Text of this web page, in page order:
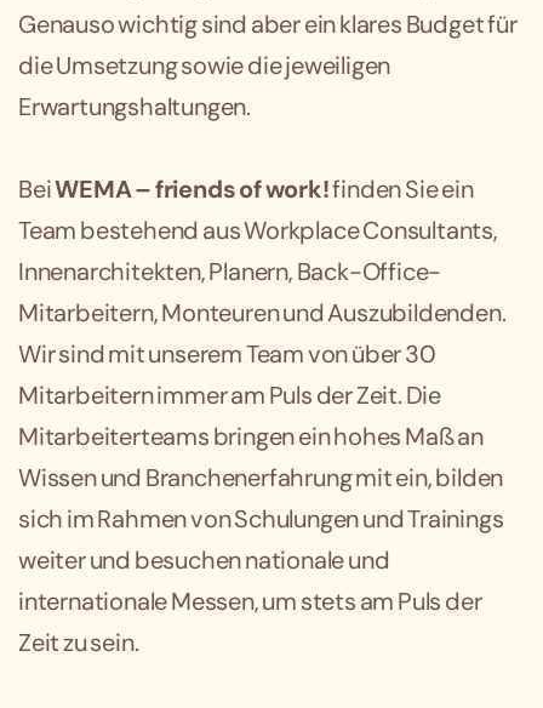
Genauso wichtig sind aber ein klares Budget für
die Umsetzung sowie die jeweiligen
Erwartungshaltungen.
BeiWEMA – friends of work!finden Sie ein
Team bestehend aus Workplace Consultants,
Innenarchitekten, Planern, Back-Office-
Mitarbeitern, Monteuren und Auszubildenden.
Wir sind mit unserem Team von über 30
Mitarbeitern immer am Puls der Zeit. Die
Mitarbeiterteams bringen ein hohes Maß an
Wissen und Branchenerfahrung mit ein, bilden
sich im Rahmen von Schulungen und Trainings
weiter und besuchen nationale und
internationale Messen, um stets am Puls der
Zeit zu sein.